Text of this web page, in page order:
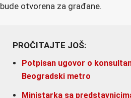
bude otvorena za građane.
PROČITAJTE JOŠ:
Potpisan ugovor o
Beogradski metro
Ministarka sa